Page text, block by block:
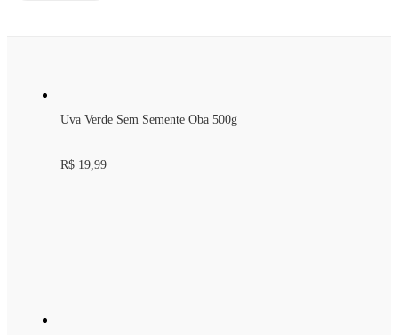
Uva Verde Sem Semente Oba 500g
R$ 19,99